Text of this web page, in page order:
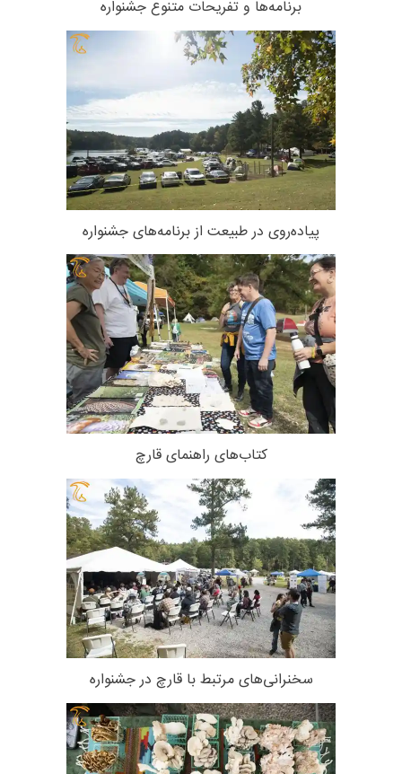
برنامه‌ها و تفریحات متنوع جشنواره
پیاده‌روی در طبیعت از برنامه‌های جشنواره
کتاب‌های راهنمای قارچ
سخنرانی‌های مرتبط با قارچ در جشنواره